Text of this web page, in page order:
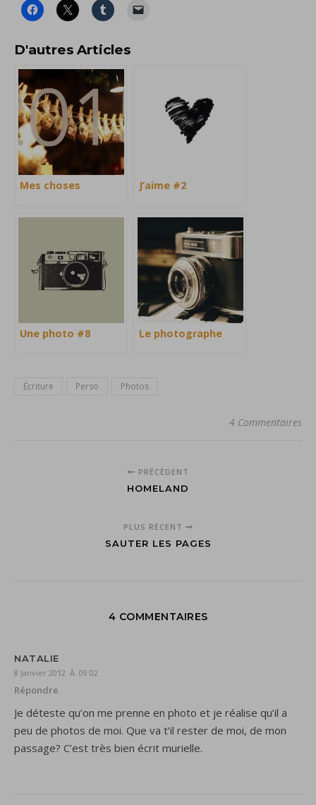
D'autres Articles
Mes choses J’aime #2
Une photo #8 Le photographe
Écriture Perso Photos
4 Commentaires
PRÉCÉDENT
HOMELAND
PLUS RÉCENT
SAUTER LES PAGES
4 COMMENTAIRES
NATALIE
8 Janvier 2012 À 09:02
Répondre
Je déteste qu’on me prenne en photo et je réalise qu’il a
peu de photos de moi. Que va t’il rester de moi, de mon
passage? C’est très bien écrit murielle.